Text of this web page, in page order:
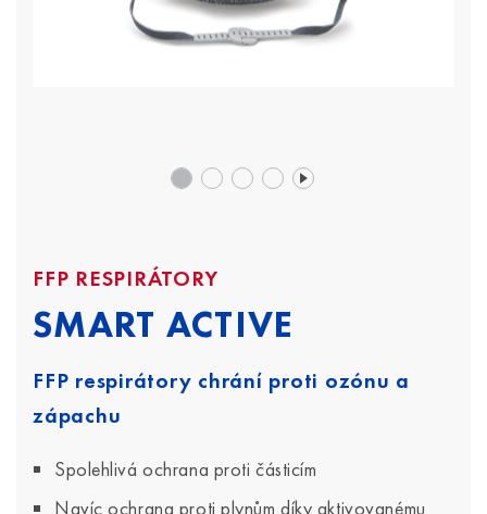
FFP RESPIRÁTORY
SMART ACTIVE
FFP respirátory chrání proti ozónu a
zápachu
Spolehlivá ochrana proti částicím
Navíc ochrana proti plynům díky aktivovanému